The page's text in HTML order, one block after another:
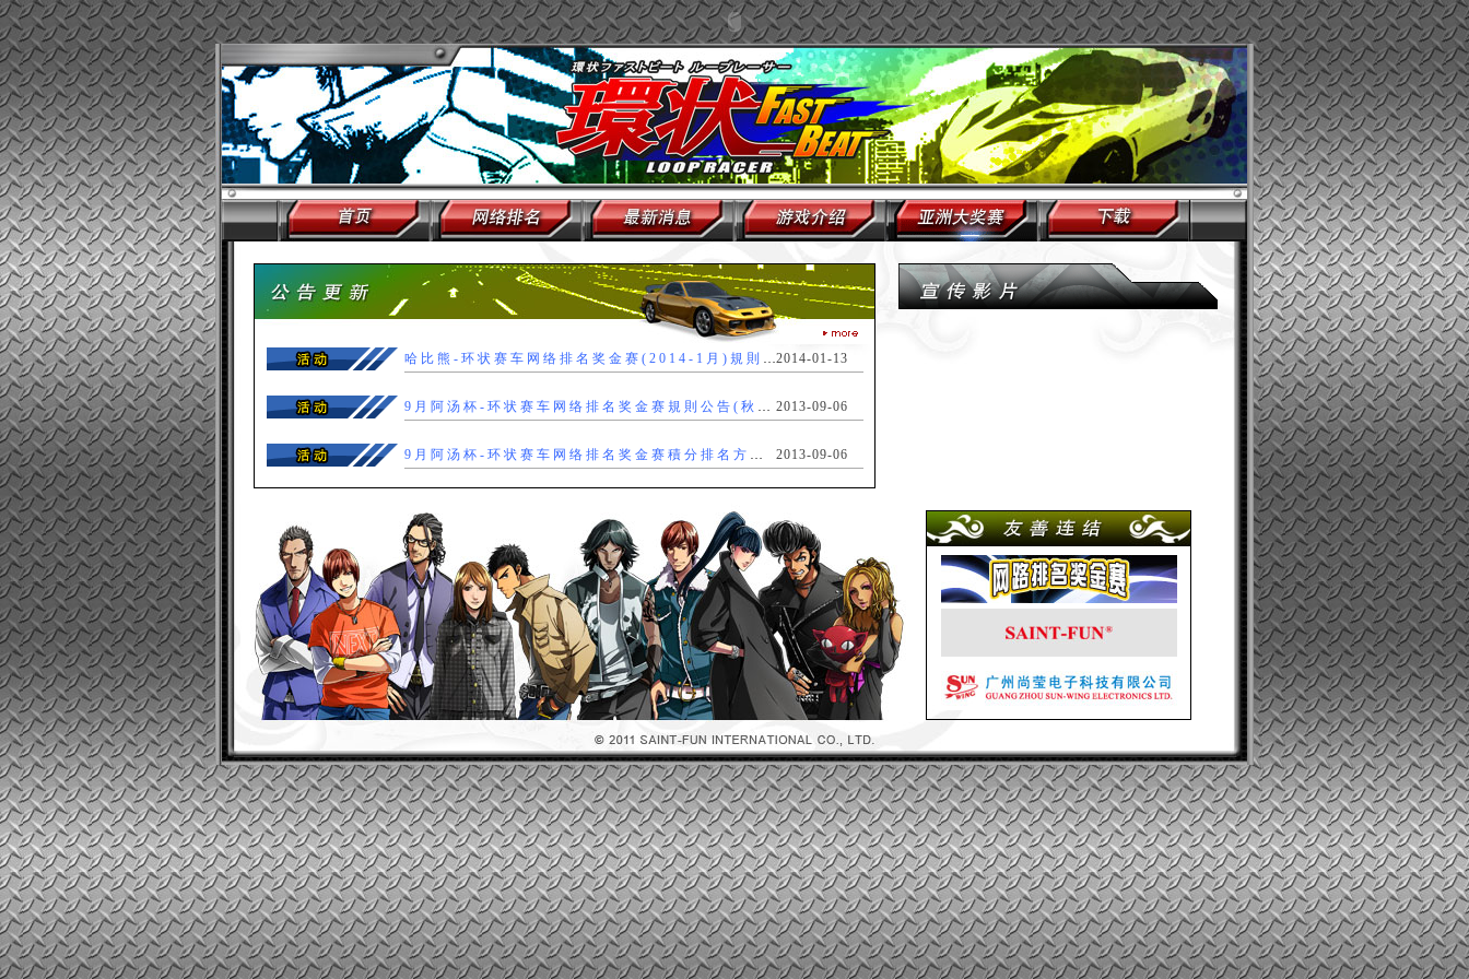
哈比熊-环状赛车网络排名奖金赛(2014-1月)規則公告2014-01-13
9月阿汤杯-环状赛车网络排名奖金赛規則公告(秋季联赛) 2013-09-06
9月阿汤杯-环状赛车网络排名奖金赛積分排名方式(秋季联赛) 2013-09-06